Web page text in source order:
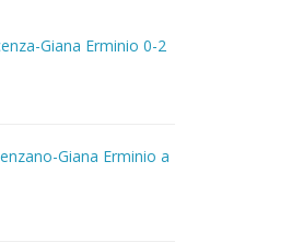
Giana Erminio 0-2
Giana Erminio a